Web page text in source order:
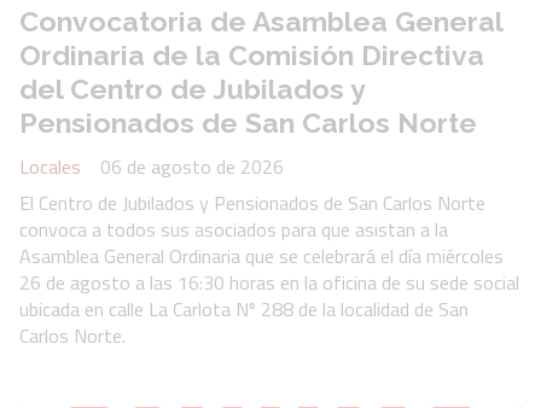
Convocatoria de Asamblea General
Ordinaria de la Comisión Directiva
del Centro de Jubilados y
Pensionados de San Carlos Norte
Locales
06 de agosto de 2026
El Centro de Jubilados y Pensionados de San Carlos Norte
convoca a todos sus asociados para que asistan a la
Asamblea General Ordinaria que se celebrará el día miércoles
26 de agosto a las 16:30 horas en la oficina de su sede social
ubicada en calle La Carlota Nº 288 de la localidad de San
Carlos Norte.